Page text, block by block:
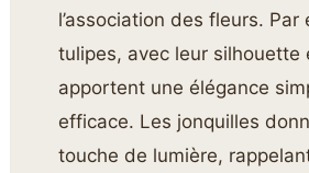
l’association des fleurs. Par
tulipes, avec leur silhouette
apportent une élégance
efficace. Les jonquilles
touche de lumière,